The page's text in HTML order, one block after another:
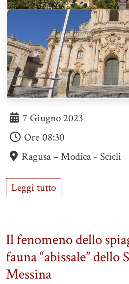
7 Giugno 2023
Ore08:30
Ragusa – Modica - Scicli
Leggi tutto
Il fenomeno dello
fauna “abissale” dello
Messina